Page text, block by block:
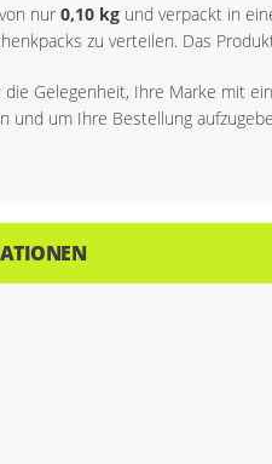
nur 0,10 kg und verpackt in
zu verteilen. Das
die Gelegenheit, Ihre Marke mit
und um Ihre Bestellung